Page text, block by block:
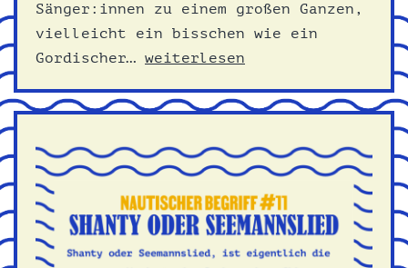
Sänger:innen zu einem großen Ganzen,
vielleicht ein bisschen wie ein
Gordischer… Gordischer
weiterlesen